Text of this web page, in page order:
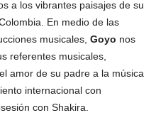
a los vibrantes paisajes de su
En medio de las
musicales, Goyo nos
referentes musicales,
amor de su padre a la música
internacional con
con Shakira.